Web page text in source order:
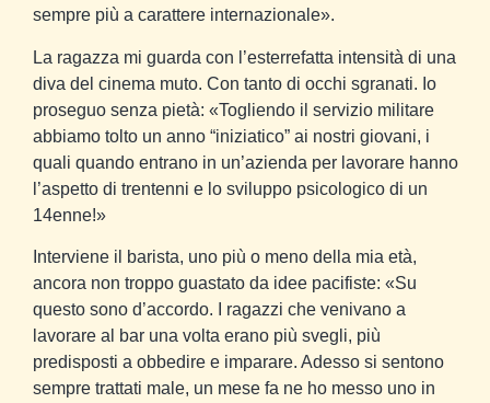
sempre più a carattere internazionale».
La ragazza mi guarda con l’esterrefatta intensità di una
diva del cinema muto. Con tanto di occhi sgranati. Io
proseguo senza pietà: «Togliendo il servizio militare
abbiamo tolto un anno “iniziatico” ai nostri giovani, i
quali quando entrano in un’azienda per lavorare hanno
l’aspetto di trentenni e lo sviluppo psicologico di un
14enne!»
Interviene il barista, uno più o meno della mia età,
ancora non troppo guastato da idee pacifiste: «Su
questo sono d’accordo. I ragazzi che venivano a
lavorare al bar una volta erano più svegli, più
predisposti a obbedire e imparare. Adesso si sentono
sempre trattati male, un mese fa ne ho messo uno in